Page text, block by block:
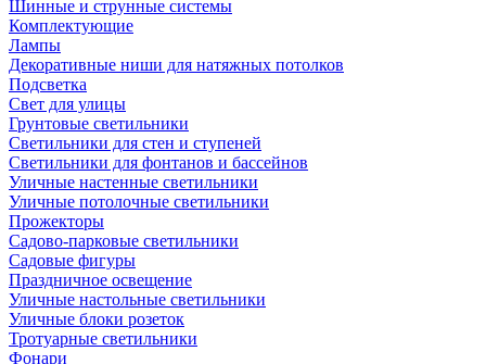
Шинные и струнные системы
Комплектующие
Лампы
Декоративные ниши для натяжных потолков
Подсветка
Свет для улицы
Грунтовые светильники
Светильники для стен и ступеней
Светильники для фонтанов и бассейнов
Уличные настенные светильники
Уличные потолочные светильники
Прожекторы
Садово-парковые светильники
Садовые фигуры
Праздничное освещение
Уличные настольные светильники
Уличные блоки розеток
Тротуарные светильники
Фонари